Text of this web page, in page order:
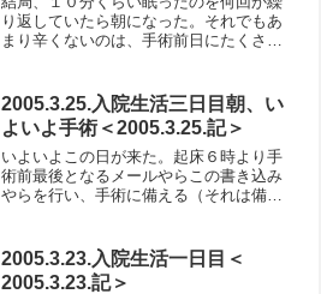
り返していたら朝になった。それでもあ
まり辛くないのは、手術前日にたくさん
ない。昨日の手術後の方が体調がよい感
じがする。３０度ほどにベ...
2005.3.25.入院生活三日目朝、い
よいよ手術＜2005.3.25.記＞
いよいよこの日が来た。起床６時より手
術前最後となるメールやらこの書き込み
やらを行い、手術に備える（それは備え
普通は備えと言うのだろう）。着替え
は、昨日の検査の時もそうで...
2005.3.23.入院生活一日目＜
2005.3.23.記＞